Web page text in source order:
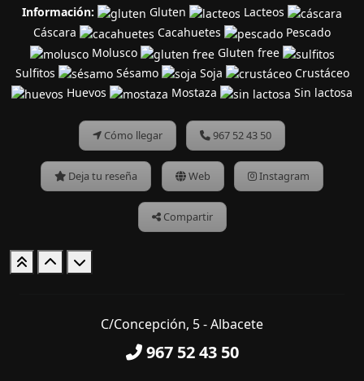
Información: Gluten
Lacteos
Cáscara
Cacahuetes
Pescado
Molusco
Gluten free
Sulfitos
Sésamo Soja
Crustáceo
Huevos
Mostaza Sin lactosa
Cómo llegar 967 52 43 50
Deja tu reseña Web Instagram
Compartir
C/Concepción, 5 - Albacete
967 52 43 50